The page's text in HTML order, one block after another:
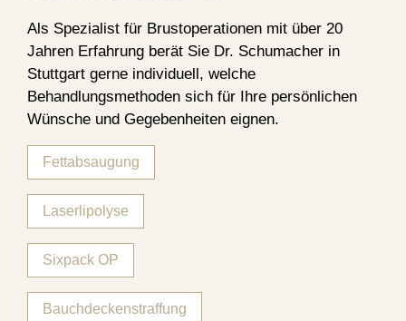
Als Spezialist für Brustoperationen mit über 20
Jahren Erfahrung berät Sie Dr. Schumacher in
Stuttgart gerne individuell, welche
Behandlungsmethoden sich für Ihre persönlichen
Wünsche und Gegebenheiten eignen.
Fettabsaugung
Laserlipolyse
Sixpack OP
Bauchdeckenstraffung